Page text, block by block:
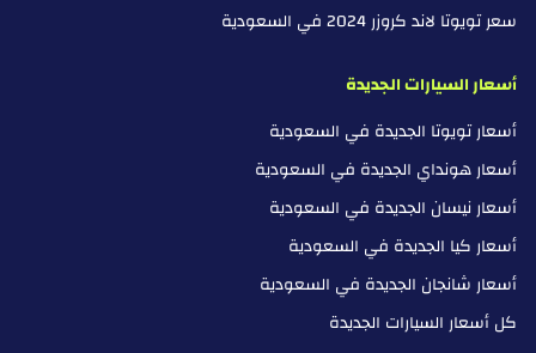
سعر تويوتا لاند كروزر 2024 في السعودية
أسعار السيارات الجديدة
أسعار تويوتا الجديدة في السعودية
أسعار هونداي الجديدة في السعودية
أسعار نيسان الجديدة في السعودية
أسعار كيا الجديدة في السعودية
أسعار شانجان الجديدة في السعودية
كل أسعار السيارات الجديدة